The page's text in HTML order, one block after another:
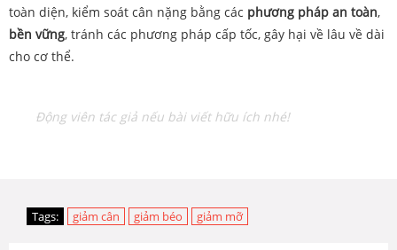
toàn diện, kiểm soát cân nặng bằng các phương pháp an toàn,
bền vững, tránh các phương pháp cấp tốc, gây hại về lâu về dài
cho cơ thể.
Động viên tác giả nếu bài viết hữu ích nhé!
Tags: giảm cân giảm béo giảm mỡ